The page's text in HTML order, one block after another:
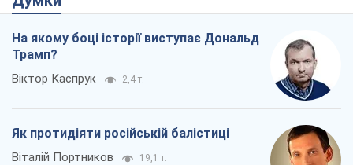
На якому боці історії виступає Дональд
Трамп?
Віктор Каспрук 2,4 т.
Як протидіяти російській балістиці
Віталій Портников 19,1 т.